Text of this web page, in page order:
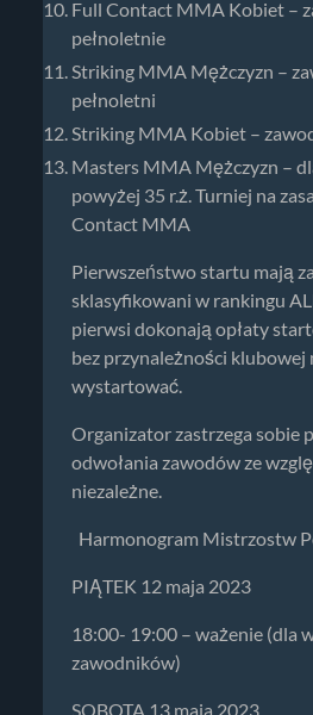
Full Contact MMA Kobiet –
pełnoletnie
Striking MMA Mężczyzn –
pełnoletni
Striking MMA Kobiet –
Masters MMA Mężczyzn –
powyżej 35 r.ż. Turniej na
Contact MMA
Pierwszeństwo startu mają
sklasyfikowani w rankingu
pierwsi dokonają opłaty
bez przynależności klubowej
wystartować.
Organizator zastrzega sobie
odwołania zawodów ze
niezależne.
Harmonogram Mistrzostw
PIĄTEK 12 maja 2023
18:00- 19:00 – ważenie (dla
zawodników)
SOBOTA 13 maja 2023